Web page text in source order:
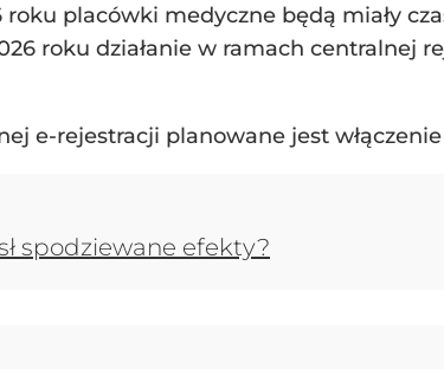
placówki medyczne będą miały
roku działanie w ramach centralnej
e-rejestracji planowane jest włączenie
spodziewane efekty?